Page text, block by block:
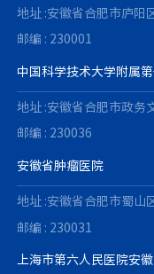
地址 :安徽省合肥市庐阳
邮编 : 230001
中国科学技术大学附属
地址 :安徽省合肥市政务
邮编 : 230036
安徽省肿瘤医院
地址 :安徽省合肥市蜀山
邮编 : 230031
上海市第六人民医院安